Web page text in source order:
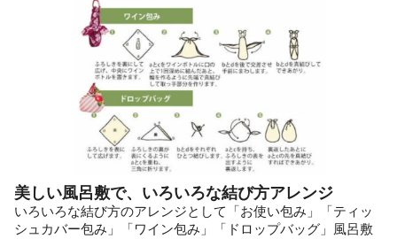
美しい風呂敷で、いろいろな結び方アレンジ
いろいろな結び方のアレンジとして「お使い包み」「ティッ
シュカバー包み」「ワイン包み」「ドロップバッグ」風呂敷